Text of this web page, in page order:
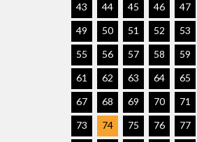
43
44 45 46 47
49
50 51 52 53
55
56 57 58 59
61
62 63 64 65
67
68 69 70 71
73
74 75 76 77